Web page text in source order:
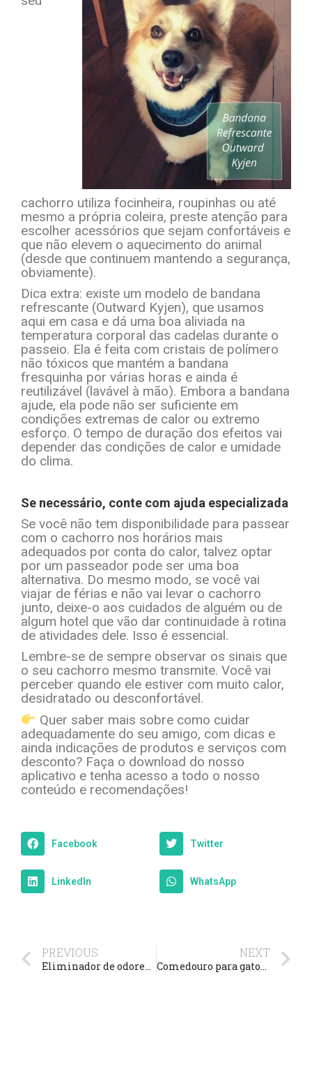
cachorro utiliza focinheira, roupinhas ou até
mesmo a própria coleira, preste atenção para
escolher acessórios que sejam confortáveis e
que não elevem o aquecimento do animal
(desde que continuem mantendo a segurança,
obviamente).
Dica extra: existe um modelo de bandana
refrescante (Outward Kyjen), que usamos
aqui em casa e dá uma boa aliviada na
temperatura corporal das cadelas durante o
passeio. Ela é feita com cristais de polímero
não tóxicos que mantém a bandana
fresquinha por várias horas e ainda é
reutilizável (lavável à mão). Embora a bandana
ajude, ela pode não ser suficiente em
condições extremas de calor ou extremo
esforço. O tempo de duração dos efeitos vai
depender das condições de calor e umidade
do clima.
Se necessário, conte com ajuda especializada
Se você não tem disponibilidade para passear
com o cachorro nos horários mais
adequados por conta do calor, talvez optar
por um passeador pode ser uma boa
alternativa. Do mesmo modo, se você vai
viajar de férias e não vai levar o cachorro
junto, deixe-o aos cuidados de alguém ou de
algum hotel que vão dar continuidade à rotina
de atividades dele. Isso é essencial.
Lembre-se de sempre observar os sinais que
o seu cachorro mesmo transmite. Você vai
perceber quando ele estiver com muito calor,
desidratado ou desconfortável.
Quer saber mais sobre como cuidar
adequadamente do seu amigo, com dicas e
ainda indicações de produtos e serviços com
desconto? Faça o download do nosso
aplicativo e tenha acesso a todo o nosso
conteúdo e recomendações!
Facebook Twitter
LinkedIn WhatsApp
PREVIOUS
Eliminador de odores Biowash lavanda com 50% de desconto *Petz
NEXT
Comedouro para gatos de louça Ceramique Catiz com 20% de desconto *Petz